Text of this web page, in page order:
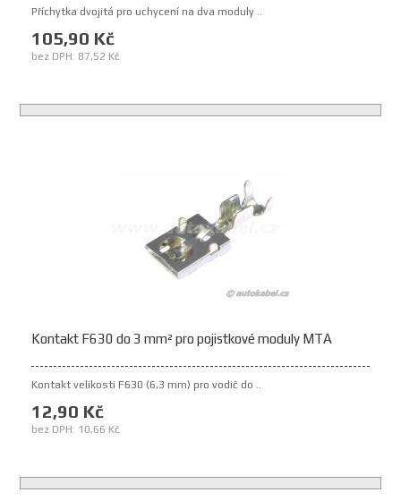
Příchytka dvojitá pro uchycení na dva moduly ..
105,90 Kč
bez DPH: 87,52 Kč
Kontakt F630 do 3 mm² pro pojistkové moduly MTA
Kontakt velikosti F630 (6,3 mm) pro vodič do ..
12,90 Kč
bez DPH: 10,66 Kč